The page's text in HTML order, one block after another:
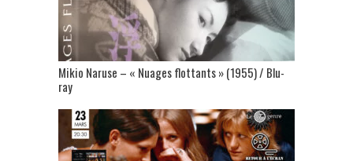
Mikio Naruse – « Nuages flottants » (1955) / Blu-
ray